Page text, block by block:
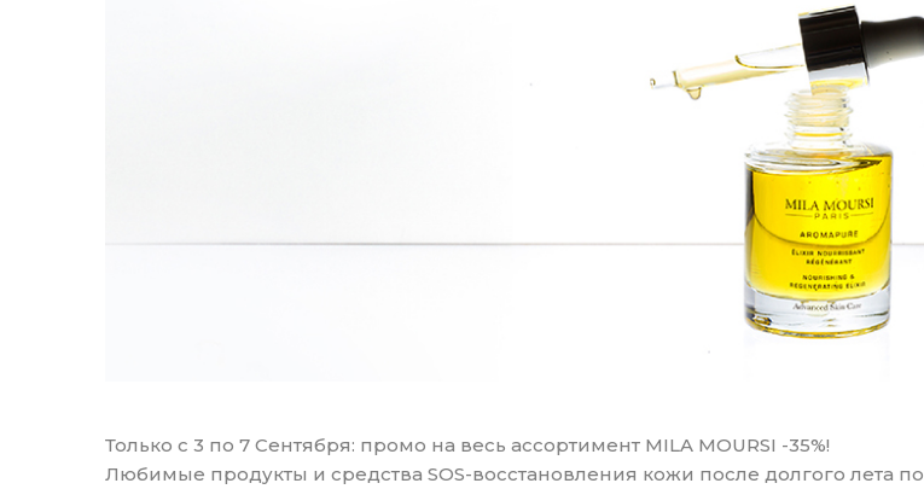
Только с 3 по 7 Сентября: промо на весь ассортимент MILA MOURSI -35%!
Любимые продукты и средства SOS-восстановления кожи после долгого лета по